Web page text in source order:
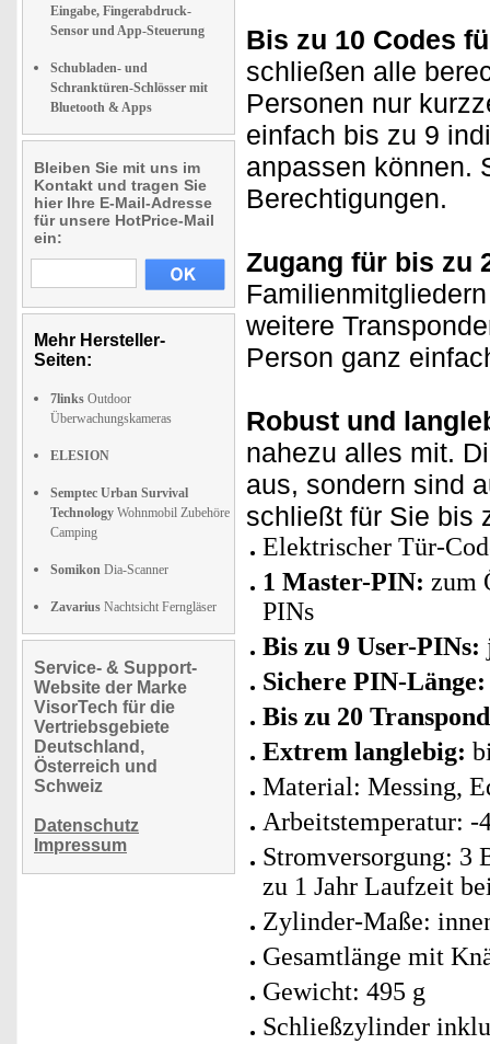
Eingabe, Fingerabdruck-
Sensor und App-Steuerung
Schubladen- und
Schranktüren-Schlösser mit
Bluetooth & Apps
Bleiben Sie mit uns im
Kontakt und tragen Sie
hier Ihre E-Mail-Adresse
für unsere HotPrice-Mail
ein:
Mehr Hersteller-
Seiten:
7links Outdoor
Überwachungskameras
ELESION
Semptec Urban Survival
Technology Wohnmobil Zubehöre
Camping
Somikon Dia-Scanner
Zavarius Nachtsicht Ferngläser
Service- & Support-
Website der Marke
VisorTech für die
Vertriebsgebiete
Deutschland,
Österreich und
Schweiz
Datenschutz
Impressum
Bis zu 10 Codes
schließen alle
Personen nur
einfach bis zu 9
anpassen können.
Berechtigungen.
Zugang für bis zu
weitere
Person ganz
Robust und
nahezu alles mit.
aus, sondern sind
schließt für Sie bis
Elektrischer Tür-
1 Master-PIN: zum
PINs
Bis zu 9 User-PINs:
Sichere PIN-Länge:
Bis zu 20
Extrem langlebig:
Material: Messing,
Arbeitstemperatur: -
Stromversorgung: 3
zu 1 Jahr Laufzeit
Zylinder-Maße:
Gesamtlänge mit
Gewicht: 495 g
Schließzylinder